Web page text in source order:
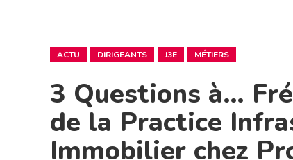
ACTU DIRIGEANTS J3E MÉTIERS
3 Questions à…
de la Practice
Immobilier chez